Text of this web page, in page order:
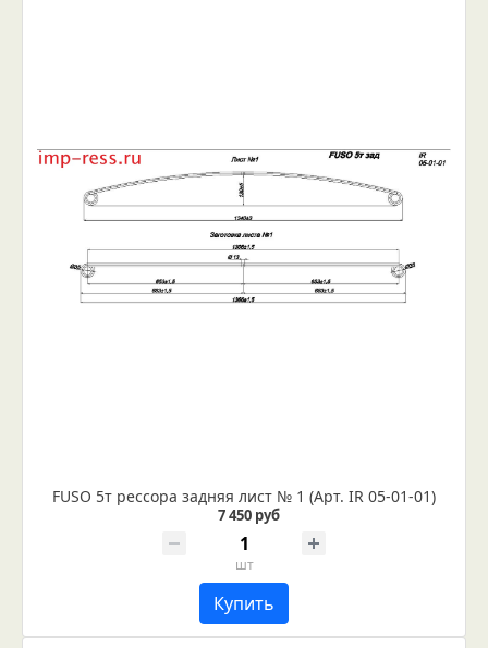
FUSO 5т рессора задняя лист № 1 (Арт. IR 05-01-01)
7 450 руб
шт
Купить